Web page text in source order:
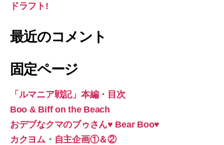
ドラフト!
最近のコメント
固定ページ
「ルマニア戦記」本編・目次
Boo & Biff on the Beach
おデブなクマのブゥさん♥ Bear Boo♥
カクヨム・自主企画①＆②